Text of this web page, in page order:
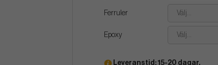
Ferruler Välj...
Epoxy Välj...
Leveranstid: 15-20 dagar.